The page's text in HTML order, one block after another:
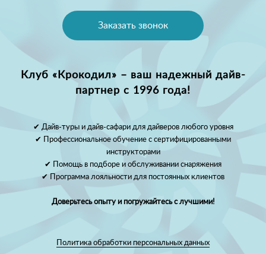
Заказать звонок
Клуб «Крокодил» – ваш надежный дайв-
партнер с 1996 года!
✔ Дайв-туры и дайв-сафари для дайверов любого уровня
✔ Профессиональное обучение с сертифицированными
инструкторами
✔ Помощь в подборе и обслуживании снаряжения
✔ Программа лояльности для постоянных клиентов
Доверьтесь опыту и погружайтесь с лучшими!
Политика обработки персональных данных